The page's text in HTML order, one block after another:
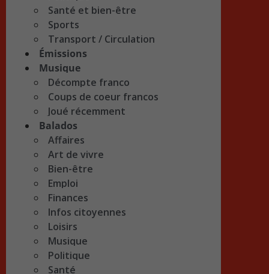
Santé et bien-être
Sports
Transport / Circulation
Émissions
Musique
Décompte franco
Coups de coeur francos
Joué récemment
Balados
Affaires
Art de vivre
Bien-être
Emploi
Finances
Infos citoyennes
Loisirs
Musique
Politique
Santé